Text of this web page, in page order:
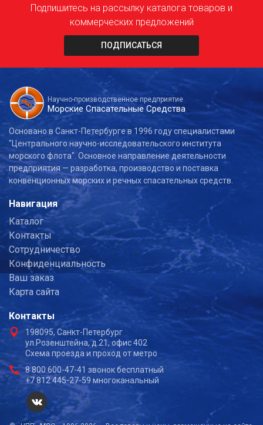
Подпишитесь на рассылку каталога товаров и
коммерческих предложений
ПОДПИСАТЬСЯ
Научно-производственное предприятие
Морские Спасательные Средства
Основано в Санкт-Петербурге в 1996 году специалистами
"Центрального научно-исследовательского института
морского флота". Основное направление деятельности
предприятия — разработка, производство и поставка
конвенционных морских и речных спасательных средств.
Навигация
Каталог
Контакты
Сотрудничество
Конфиденциальность
Ваш заказ
Карта сайта
Контакты
198095, Санкт-Петербург
ул.Розенштейна, д.21, офис 402
Схема проезда и проход от метро
8 800 600-47-41 звонок бесплатный
+7 812 445-27-59 многоканальный